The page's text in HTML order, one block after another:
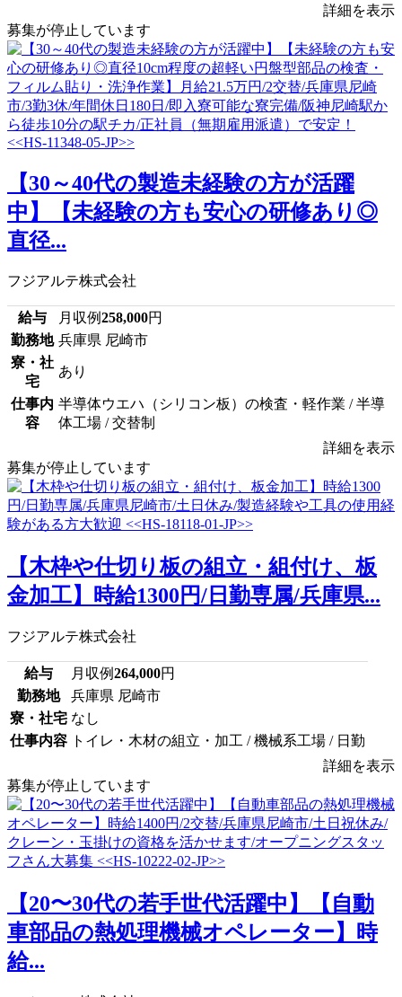
詳細を表示
募集が停止しています
【30～40代の製造未経験の方が活躍
中】【未経験の方も安心の研修あり◎
直径...
フジアルテ株式会社
給与 月収例258,000円
勤務地 兵庫県 尼崎市
寮・社
宅
あり
仕事内
容
半導体ウエハ（シリコン板）の検査・軽作業 / 半導
体工場 / 交替制
詳細を表示
募集が停止しています
【木枠や仕切り板の組立・組付け、板
金加工】時給1300円/日勤専属/兵庫県...
フジアルテ株式会社
給与 月収例264,000円
勤務地
兵庫県 尼崎市
寮・社宅 なし
仕事内容 トイレ・木材の組立・加工 / 機械系工場 / 日勤
詳細を表示
募集が停止しています
【20〜30代の若手世代活躍中】【自動
車部品の熱処理機械オペレーター】時
給...